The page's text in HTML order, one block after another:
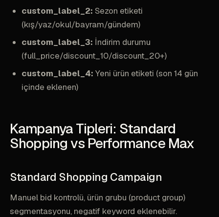
custom_label_2: Sezon etiketi
(kış/yaz/okul/bayram/gündem)
custom_label_3: İndirim durumu
(full_price/discount_10/discount_20+)
custom_label_4: Yeni ürün etiketi (son 14 gün
içinde eklenen)
Kampanya Tipleri: Standard
Shopping vs Performance Max
Standard Shopping Campaign
Manuel bid kontrolü, ürün grubu (product group)
segmentasyonu, negatif keyword eklenebilir.